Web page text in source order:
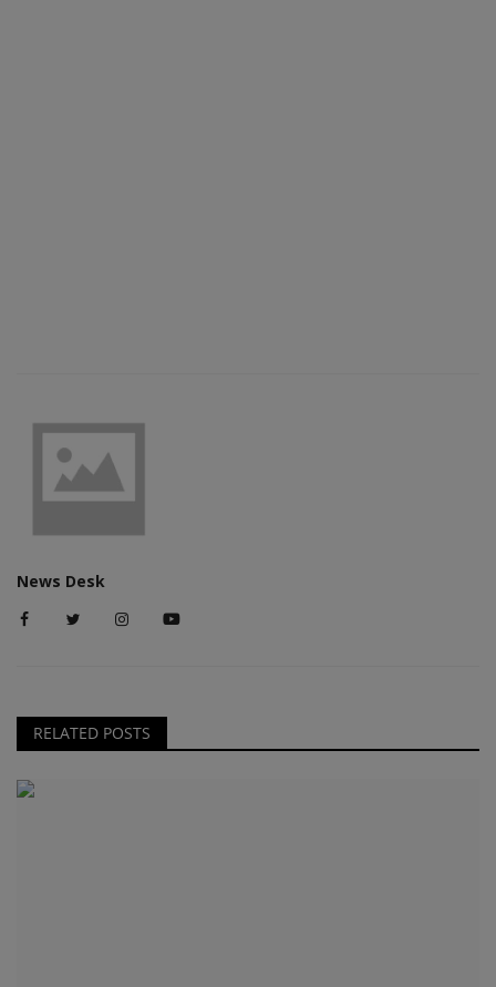
News Desk
RELATED POSTS